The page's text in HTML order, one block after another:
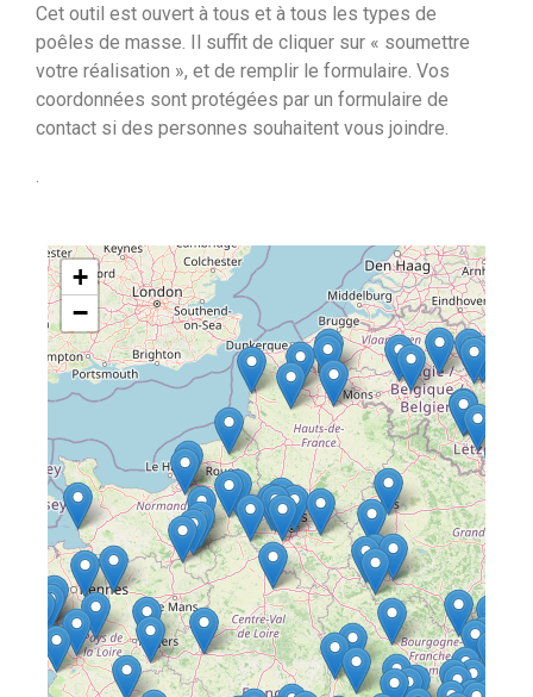
Cet outil est ouvert à tous et à tous les types de
poêles de masse. Il suffit de cliquer sur « soumettre
votre réalisation », et de remplir le formulaire. Vos
coordonnées sont protégées par un formulaire de
contact si des personnes souhaitent vous joindre.
.
+
−